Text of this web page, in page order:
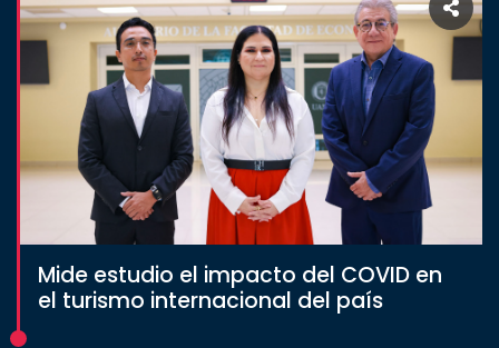
Mide estudio el impacto del COVID en
el turismo internacional del país